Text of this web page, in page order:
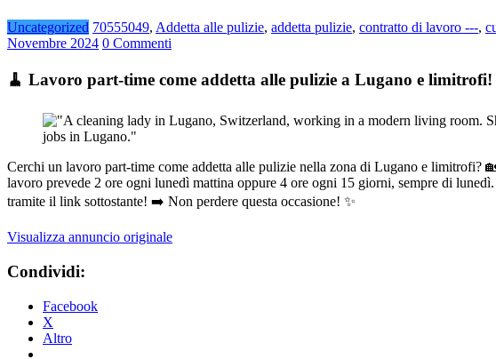
Uncategorized 70555049, Addetta alle pulizie, addetta pulizie, contratto di lavoro ---,
Novembre 2024 0 Commenti
🧹 Lavoro part-time come addetta alle pulizie a Lugano e limitrofi!
Cerchi un lavoro part-time come addetta alle pulizie nella zona di Lugano e limitrofi?
lavoro prevede 2 ore ogni lunedì mattina oppure 4 ore ogni 15 giorni, sempre di
tramite il link sottostante! ➡️ Non perdere questa occasione! ✨
Visualizza annuncio originale
Condividi:
Facebook
X
Altro